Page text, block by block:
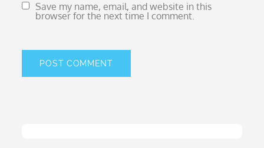
Save my name, email, and website in this
browser for the next time I comment.